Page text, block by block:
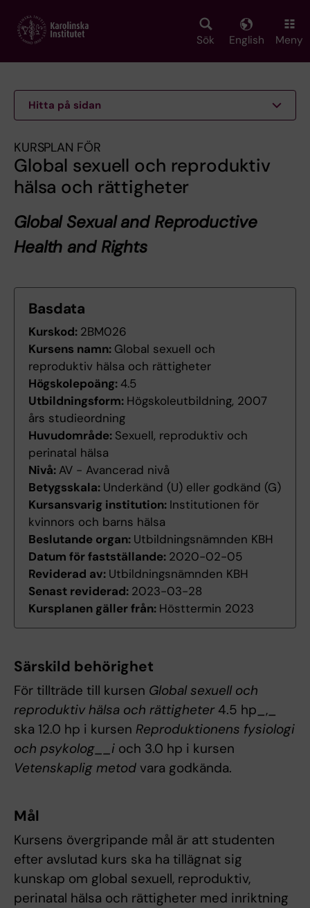
main
Sök English Meny
Hitta på sidan
KURSPLAN FÖR
Global sexuell och reproduktiv
hälsa och rättigheter
Global Sexual and Reproductive
Health and Rights
Basdata
Kurskod: 2BM026
Kursens namn: Global sexuell och
reproduktiv hälsa och rättigheter
Högskolepoäng:4.5
Utbildningsform: Högskoleutbildning, 2007
års studieordning
Huvudområde: Sexuell, reproduktiv och
perinatal hälsa
Nivå: AV - Avancerad nivå
Betygsskala: Underkänd (U) eller godkänd (G)
Kursansvarig institution: Institutionen för
kvinnors och barns hälsa
Beslutande organ: Utbildningsnämnden KBH
Datum för fastställande: 2020-02-05
Reviderad av: Utbildningsnämnden KBH
Senast reviderad: 2023-03-28
Kursplanen gäller från: Hösttermin 2023
Särskild behörighet
För tillträde till kursen Global sexuell och
reproduktiv hälsa och rättigheter 4.5 hp_,_
ska 12.0 hp i kursen Reproduktionens fysiologi
och psykolog__i och 3.0 hp i kursen
Vetenskaplig metod vara godkända.
Mål
Kursens övergripande mål är att studenten
efter avslutad kurs ska ha tillägnat sig
kunskap om global sexuell, reproduktiv,
perinatal hälsa och rättigheter med inriktning